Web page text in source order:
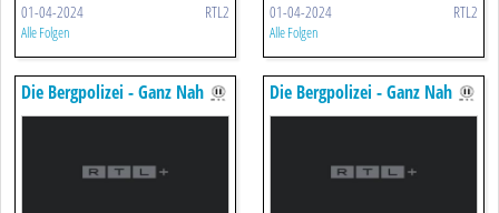
01-04-2024 RTL2
Alle Folgen
01-04-2024 RTL2
Alle Folgen
Die Bergpolizei - Ganz Nah
Am Himmel
Die Bergpolizei - Ganz Nah
Am Himmel